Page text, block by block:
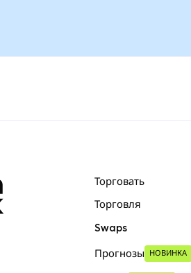
Торговать
Торговля
Swaps
Прогнозы НОВИНКА